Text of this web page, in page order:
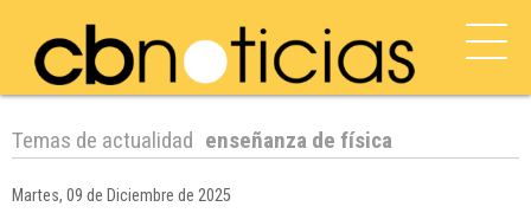
Temas de actualidad enseñanza de física
Martes, 09 de Diciembre de 2025